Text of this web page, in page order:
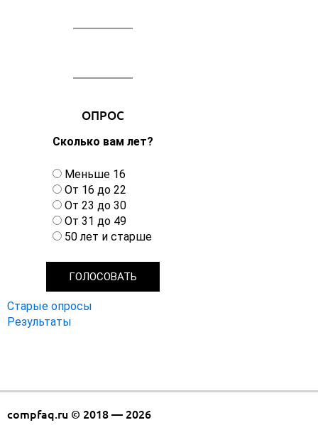
ОПРОС
Сколько вам лет?
В
а
р
и
а
Меньше 16
От 16 до 22
От 23 до 30
От 31 до 49
50 лет и старше
Старые опросы
Результаты
compfaq.ru © 2018 — 2026